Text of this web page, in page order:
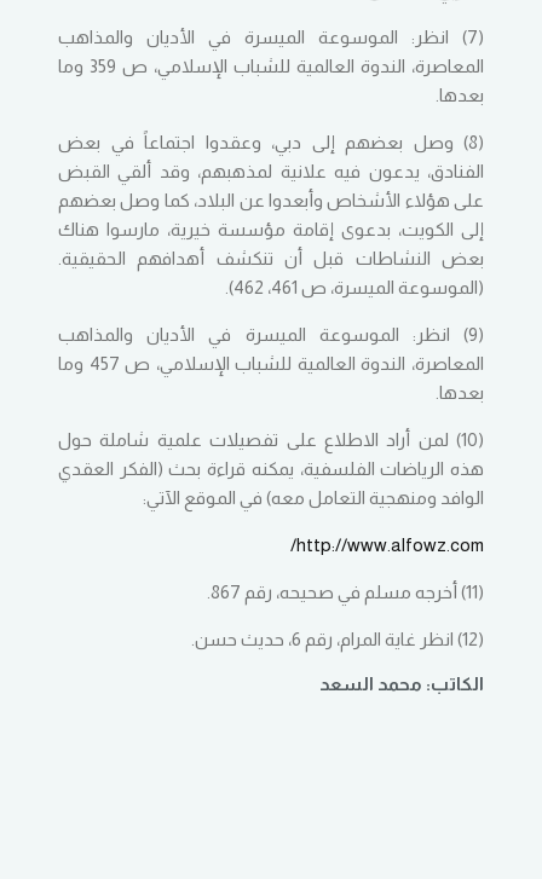
(7) انظر: الموسوعة الميسرة في الأديان والمذاهب
المعاصرة، الندوة العالمية للشباب الإسلامي، ص 359 وما
بعدها.
(8) وصل بعضهم إلى دبي، وعقدوا اجتماعاً في بعض
الفنادق، يدعون فيه علانية لمذهبهم، وقد ألقي القبض
على هؤلاء الأشخاص وأبعدوا عن البلاد، كما وصل بعضهم
إلى الكويت، بدعوى إقامة مؤسسة خيرية، مارسوا هناك
بعض النشاطات قبل أن تنكشف أهدافهم الحقيقية.
(الموسوعة الميسرة، ص 461، 462).
(9) انظر: الموسوعة الميسرة في الأديان والمذاهب
المعاصرة، الندوة العالمية للشباب الإسلامي، ص 457 وما
بعدها.
(10) لمن أراد الاطلاع على تفصيلات علمية شاملة حول
هذه الرياضات الفلسفية، يمكنه قراءة بحث (الفكر العقدي
الوافد ومنهجية التعامل معه) في الموقع الآتي:
http://www.alfowz.com/
(11) أخرجه مسلم في صحيحه، رقم 867.
(12) انظر غاية المرام، رقم 6، حديث حسن.
الكاتب: محمد السعد